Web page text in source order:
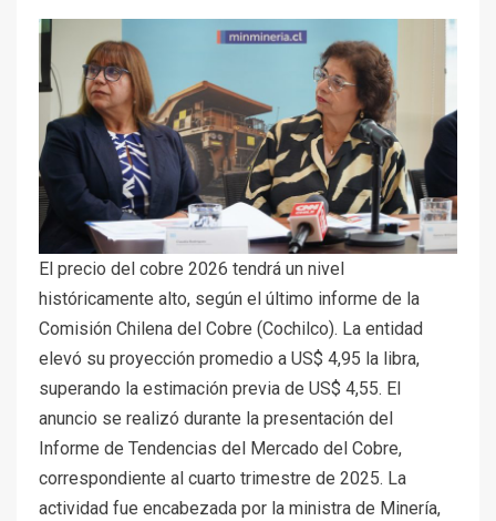
El precio del cobre 2026 tendrá un nivel
históricamente alto, según el último informe de la
Comisión Chilena del Cobre (Cochilco). La entidad
elevó su proyección promedio a US$ 4,95 la libra,
superando la estimación previa de US$ 4,55. El
anuncio se realizó durante la presentación del
Informe de Tendencias del Mercado del Cobre,
correspondiente al cuarto trimestre de 2025. La
actividad fue encabezada por la ministra de Minería,